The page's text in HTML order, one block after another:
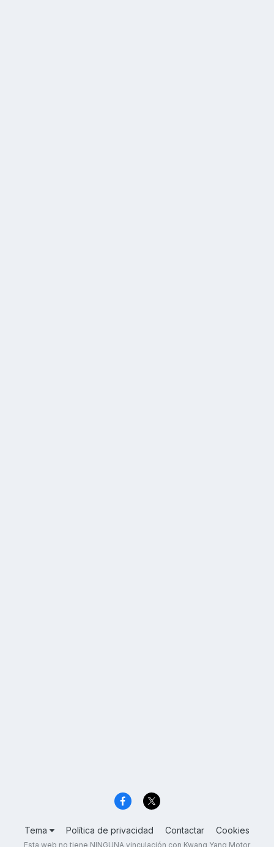
Tema Política de privacidad Contactar Cookies
Esta web no tiene NINGUNA vinculación con Kwang Yang Motor